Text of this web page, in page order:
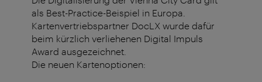
als Best-Practice-Beispiel in Europa.
Kartenvertriebspartner DocLX wurde dafür
beim kürzlich verliehenen Digital Impuls
Award ausgezeichnet.
Die neuen Kartenoptionen: